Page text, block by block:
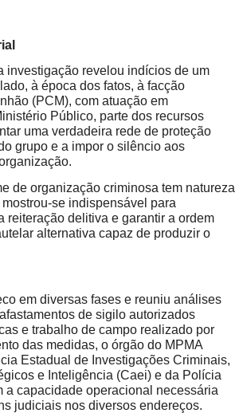
investigação revelou indícios de um
à época dos fatos, à facção
(PCM), com atuação em
Público, parte dos recursos
uma verdadeira rede de proteção
grupo e a impor o silêncio aos
de organização criminosa tem natureza
se indispensável para
reiteração delitiva e garantir a ordem
alternativa capaz de produzir o
em diversas fases e reuniu análises
de sigilo autorizados
e trabalho de campo realizado por
das medidas, o órgão do MPMA
Estadual de Investigações Criminais,
e Inteligência (Caei) e da Polícia
a capacidade operacional necessária
judiciais nos diversos endereços.